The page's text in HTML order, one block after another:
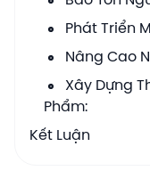
Phát Triển
Nâng Cao
Xây Dựng
Phẩm:
Kết Luận